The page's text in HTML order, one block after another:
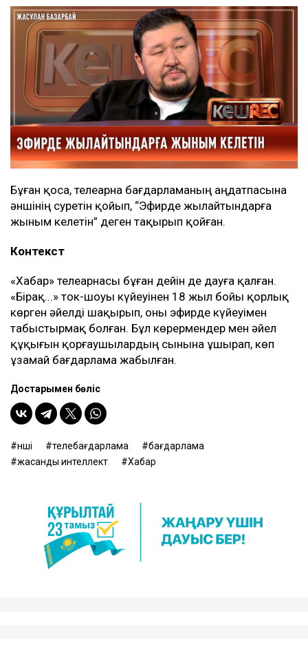
Бұған қоса, телеарна бағдарламаның аңдатпасына
әншінің суретін қойып, “Эфирде жылайтындарға
жыным келетін” деген тақырып қойған.
Контекст
«Хабар» телеарнасы бұған дейін де дауға қалған.
«Бірақ...» ток-шоуы күйеуінен 18 жыл бойы қорлық
көрген әйелді шақырып, оны эфирде күйеуімен
табыстырмақ болған. Бұл көрермендер мен әйел
құқығын қорғаушылардың сынына ұшырап, көп
ұзамай бағдарлама жабылған.
Достарыңмен бөліс
әнші телебағдарлама
бағдарлама
жасанды интеллект
Хабар